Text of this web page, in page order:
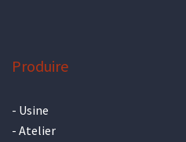
Produire
- Usine
- Atelier